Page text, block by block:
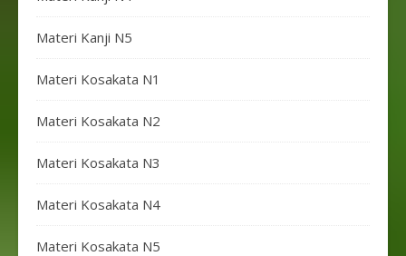
Materi Kanji N5
Materi Kosakata N1
Materi Kosakata N2
Materi Kosakata N3
Materi Kosakata N4
Materi Kosakata N5